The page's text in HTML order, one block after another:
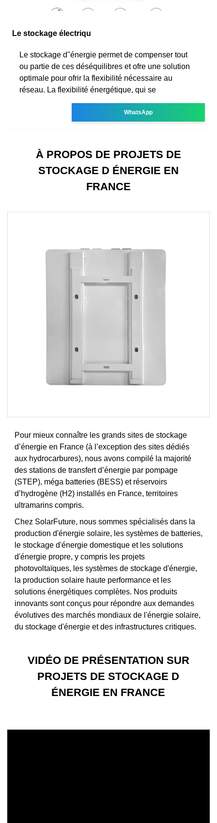
Le stockage électriqu
Le stockage d''énergie permet de compenser tout
ou partie de ces déséquilibres et ofre une solution
optimale pour ofrir la flexibilité nécessaire au
réseau. La flexibilité énergétique, qui se
WhatsApp
À PROPOS DE PROJETS DE
STOCKAGE D ÉNERGIE EN
FRANCE
Pour mieux connaître les grands sites de stockage
d’énergie en France (à l’exception des sites dédiés
aux hydrocarbures), nous avons compilé la majorité
des stations de transfert d’énergie par pompage
(STEP), méga batteries (BESS) et réservoirs
d’hydrogène (H2) installés en France, territoires
ultramarins compris.
Chez SolarFuture, nous sommes spécialisés dans la
production d'énergie solaire, les systèmes de batteries,
le stockage d'énergie domestique et les solutions
d'énergie propre, y compris les projets
photovoltaïques, les systèmes de stockage d'énergie,
la production solaire haute performance et les
solutions énergétiques complètes. Nos produits
innovants sont conçus pour répondre aux demandes
évolutives des marchés mondiaux de l'énergie solaire,
du stockage d'énergie et des infrastructures critiques.
VIDÉO DE PRÉSENTATION SUR
PROJETS DE STOCKAGE D
ÉNERGIE EN FRANCE